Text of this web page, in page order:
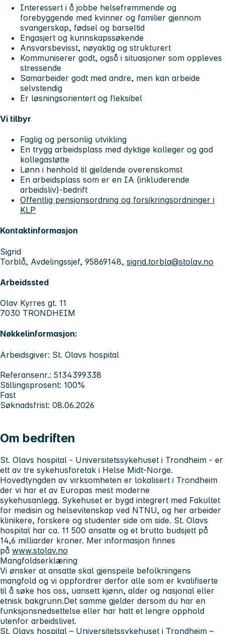
Interessert i å jobbe helsefremmende og
forebyggende med kvinner og familier gjennom
svangerskap, fødsel og barseltid
Engasjert og kunnskapssøkende
Ansvarsbevisst, nøyaktig og strukturert
Kommuniserer godt, også i situasjoner som oppleves
stressende
Samarbeider godt med andre, men kan arbeide
selvstendig
Er løsningsorientert og fleksibel
Vi tilbyr
Faglig og personlig utvikling
En trygg arbeidsplass med dyktige kolleger og god
kollegastøtte
Lønn i henhold til gjeldende overenskomst
En arbeidsplass som er en IA (inkluderende
arbeidsliv)-bedrift
Offentlig pensjonsordning og forsikringsordninger i
KLP
Kontaktinformasjon
Sigrid
Torblå, Avdelingssjef, 95869148, sigrid.torbla@stolav.no
Arbeidssted
Olav Kyrres gt. 11
7030 TRONDHEIM
Nøkkelinformasjon:
Arbeidsgiver: St. Olavs hospital
Referansenr.: 5134399338
Stillingsprosent: 100%
Fast
Søknadsfrist: 08.06.2026
Om bedriften
St. Olavs hospital - Universitetssykehuset i Trondheim - er
ett av tre sykehusforetak i Helse Midt-Norge.
Hovedtyngden av virksomheten er lokalisert i Trondheim
der vi har et av Europas mest moderne
sykehusanlegg. Sykehuset er bygd integrert med Fakultet
for medisin og helsevitenskap ved NTNU, og her arbeider
klinikere, forskere og studenter side om side. St. Olavs
hospital har ca. 11 500 ansatte og et brutto budsjett på
14,6 milliarder kroner. Mer informasjon finnes
på www.stolav.no
Mangfoldserklæring
Vi ønsker at ansatte skal gjenspeile befolkningens
mangfold og vi oppfordrer derfor alle som er kvalifiserte
til å søke hos oss, uansett kjønn, alder og nasjonal eller
etnisk bakgrunn.Det samme gjelder dersom du har en
funksjonsnedsettelse eller har hatt et lengre opphold
utenfor arbeidslivet.
St. Olavs hospital – Universitetssykehuset i Trondheim –